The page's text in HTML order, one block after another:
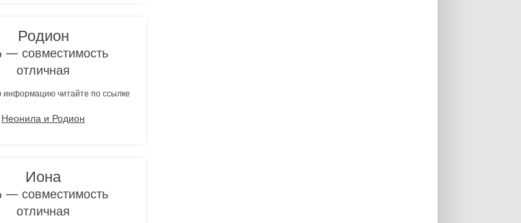
Родион
— совместимость
отличная
информацию читайте по ссылке
Неонила и Родион
Иона
— совместимость
отличная